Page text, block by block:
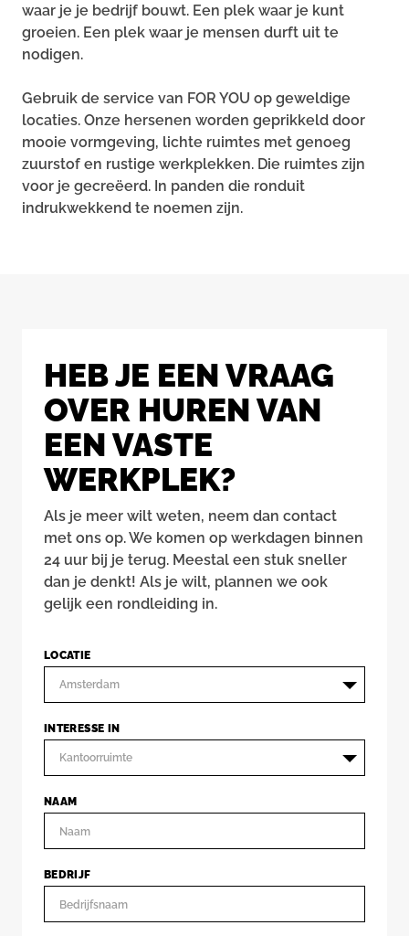
waar je je bedrijf bouwt. Een plek waar je kunt
groeien. Een plek waar je mensen durft uit te
nodigen.
Gebruik de service van FOR YOU op geweldige
locaties. Onze hersenen worden geprikkeld door
mooie vormgeving, lichte ruimtes met genoeg
zuurstof en rustige werkplekken. Die ruimtes zijn
voor je gecreëerd. In panden die ronduit
indrukwekkend te noemen zijn.
HEB JE EEN VRAAG
OVER HUREN VAN
EEN VASTE
WERKPLEK?
Als je meer wilt weten, neem dan contact
met ons op. We komen op werkdagen binnen
24 uur bij je terug. Meestal een stuk sneller
dan je denkt! Als je wilt, plannen we ook
gelijk een rondleiding in.
LOCATIE
Amsterdam
INTERESSE IN
Kantoorruimte
NAAM
BEDRIJF